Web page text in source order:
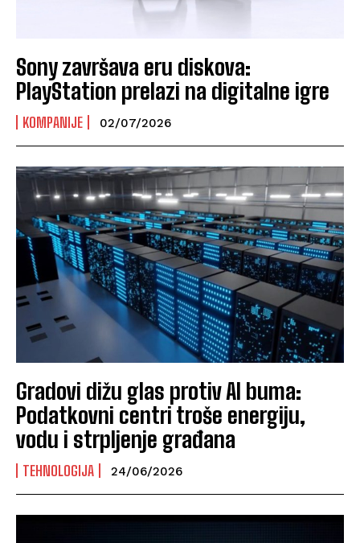
Sony završava eru diskova:
PlayStation prelazi na digitalne igre
KOMPANIJE 02/07/2026
Gradovi dižu glas protiv AI buma:
Podatkovni centri troše energiju,
vodu i strpljenje građana
TEHNOLOGIJA 24/06/2026